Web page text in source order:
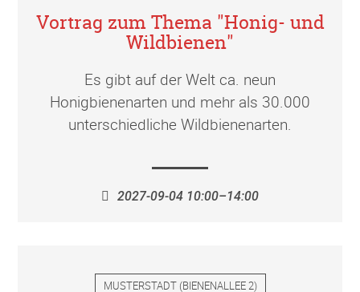
Vortrag zum Thema "Honig- und
Wildbienen"
Es gibt auf der Welt ca. neun
Honigbienenarten und mehr als 30.000
unterschiedliche Wildbienenarten.
2027-09-04 10:00–14:00
MUSTERSTADT(BIENENALLEE 2)